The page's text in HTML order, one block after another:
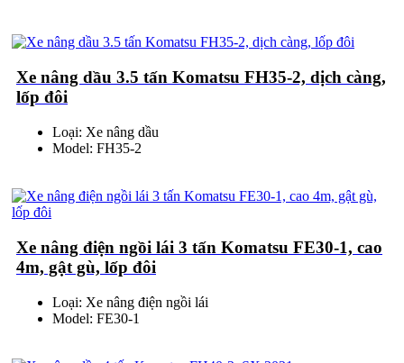
Xe nâng dầu 3.5 tấn Komatsu FH35-2, dịch càng,
lốp đôi
Loại: Xe nâng dầu
Model: FH35-2
Xe nâng điện ngồi lái 3 tấn Komatsu FE30-1, cao
4m, gật gù, lốp đôi
Loại: Xe nâng điện ngồi lái
Model: FE30-1